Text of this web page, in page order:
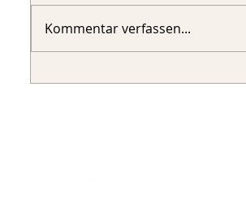
Kommentar verfassen...